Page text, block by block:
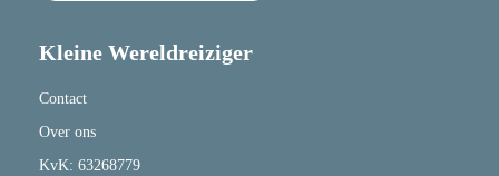
Kleine Wereldreiziger
Contact
Over ons
KvK: 63268779